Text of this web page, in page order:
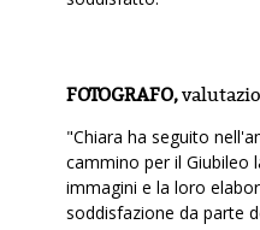
FOTOGRAFO,
"Chiara ha seguito
cammino per il Giubileo
immagini e la loro
soddisfazione da parte